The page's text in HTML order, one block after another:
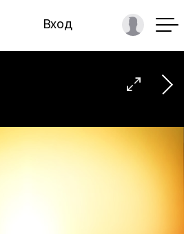
Вход
